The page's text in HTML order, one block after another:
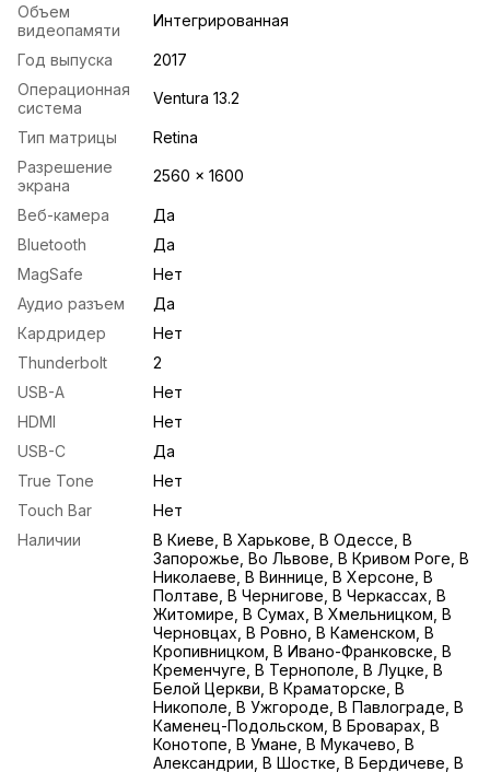
Объем
видеопамяти
Интегрированная
Год выпуска
2017
Операционная
система
Ventura 13.2
Тип матрицы
Retina
Разрешение
экрана
2560 x 1600
Веб-камера
Да
Bluetooth
Да
MagSafe
Нет
Аудио разъем
Да
Кардридер
Нет
Thunderbolt
2
USB-A
Нет
HDMI
Нет
USB-С
Да
True Tone
Нет
Touch Bar
Нет
Наличии
В Киеве, В Харькове, В Одессе, В
Запорожье, Во Львове, В Кривом Роге, В
Николаеве, В Виннице, В Херсоне, В
Полтаве, В Чернигове, В Черкассах, В
Житомире, В Сумах, В Хмельницком, В
Черновцах, В Ровно, В Каменском, В
Кропивницком, В Ивано-Франковске, В
Кременчуге, В Тернополе, В Луцке, В
Белой Церкви, В Краматорске, В
Никополе, В Ужгороде, В Павлограде, В
Каменец-Подольском, В Броварах, В
Конотопе, В Умане, В Мукачево, В
Александрии, В Шостке, В Бердичеве, В